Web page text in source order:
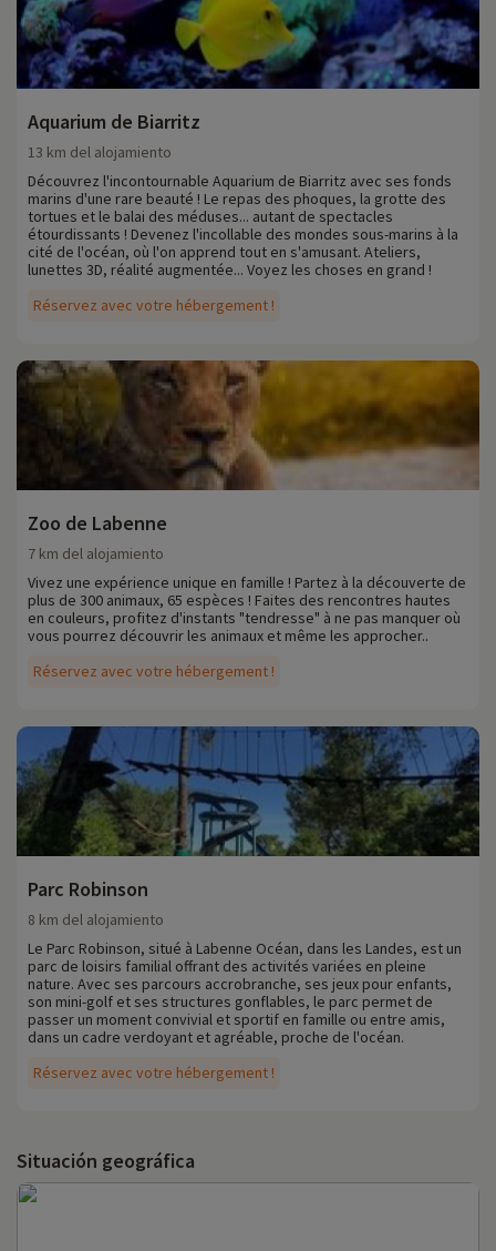
Aquarium de Biarritz
Réservez avec votre hébergement !
13 km del alojamiento
Découvrez l'incontournable Aquarium de Biarritz avec ses fonds
marins d'une rare beauté ! Le repas des phoques, la grotte des
tortues et le balai des méduses... autant de spectacles
étourdissants ! Devenez l'incollable des mondes sous-marins à la
cité de l'océan, où l'on apprend tout en s'amusant. Ateliers,
lunettes 3D, réalité augmentée... Voyez les choses en grand !
Zoo de Labenne
Réservez avec votre hébergement !
7 km del alojamiento
Vivez une expérience unique en famille ! Partez à la découverte de
plus de 300 animaux, 65 espèces ! Faites des rencontres hautes
en couleurs, profitez d'instants "tendresse" à ne pas manquer où
vous pourrez découvrir les animaux et même les approcher..
Parc Robinson
Réservez avec votre hébergement !
8 km del alojamiento
Le Parc Robinson, situé à Labenne Océan, dans les Landes, est un
parc de loisirs familial offrant des activités variées en pleine
nature. Avec ses parcours accrobranche, ses jeux pour enfants,
son mini-golf et ses structures gonflables, le parc permet de
passer un moment convivial et sportif en famille ou entre amis,
dans un cadre verdoyant et agréable, proche de l'océan.
Situación geográfica